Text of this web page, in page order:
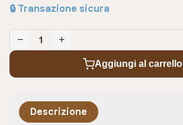
🔒 Transazione sicura
− 1 +
Aggiungi al carrello
Descrizione